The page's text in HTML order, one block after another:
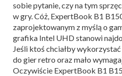
sobie pytanie, czy na tym
w gry. Cóż, ExpertBook B1
zaprojektowanym z myślą o
grafika Intel UHD stanowi
Jeśli ktoś chciałby
do gier retro oraz mało
Oczywiście ExpertBook B1